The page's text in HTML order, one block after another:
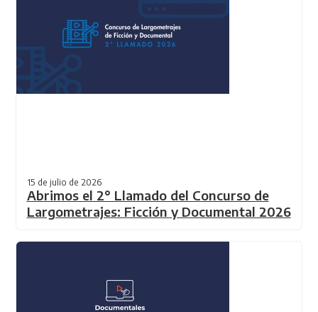
15 de julio de 2026
Abrimos el 2° Llamado del Concurso de
Largometrajes: Ficción y Documental 2026